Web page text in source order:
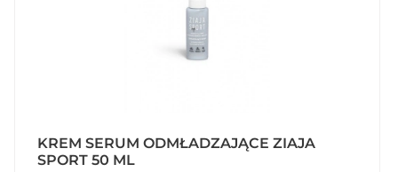
KREM SERUM ODMŁADZAJĄCE ZIAJA
SPORT 50 ML